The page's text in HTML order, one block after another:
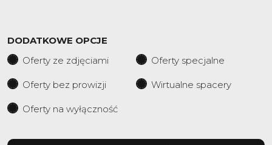
DODATKOWE OPCJE
Oferty ze zdjęciami
Oferty specjalne
Oferty bez prowizji Wirtualne spacery
Oferty na wyłączność